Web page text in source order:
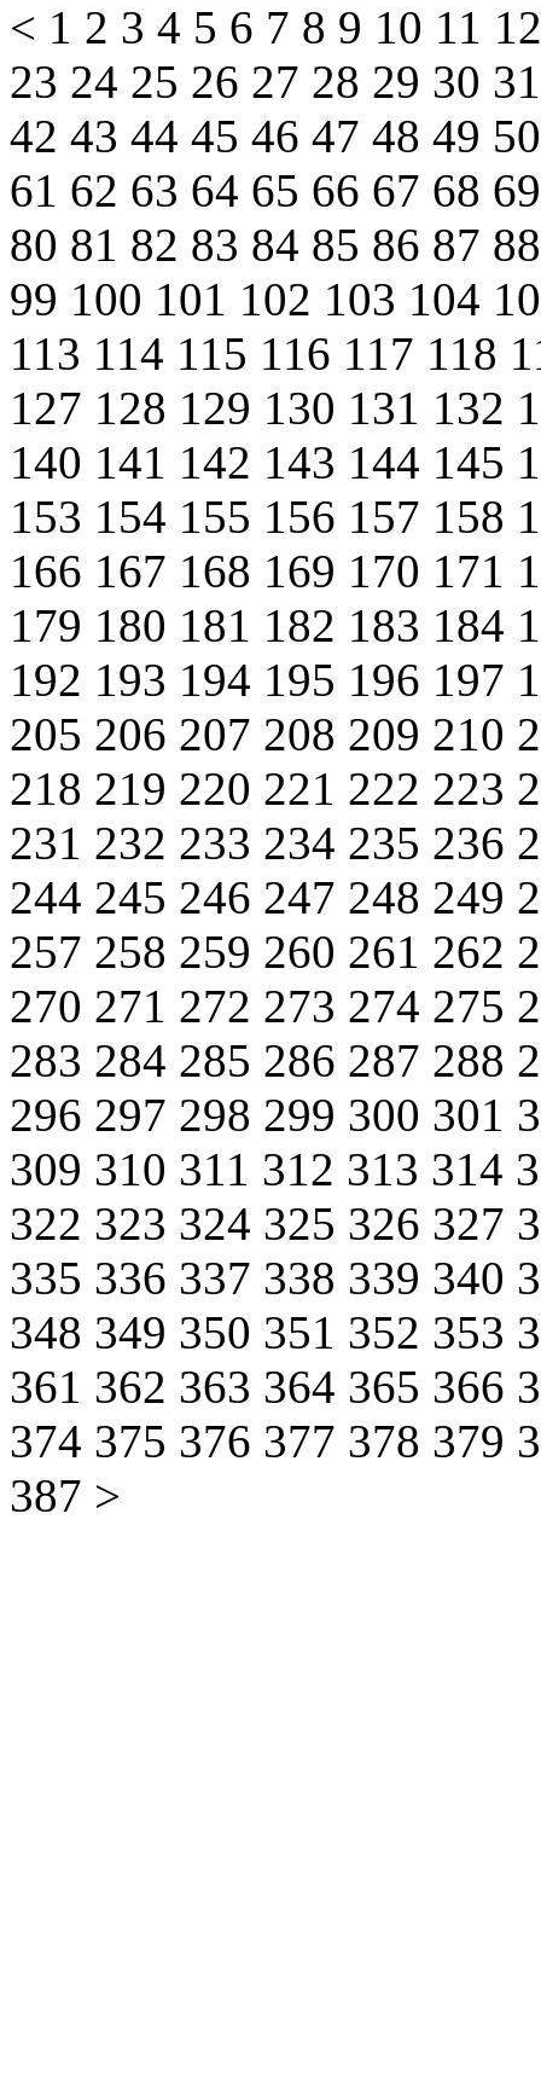
< 1 2 3 4 5 6 7 8 9 10 11
23 24 25 26 27 28 29 30
42 43 44 45 46 47 48 49
61 62 63 64 65 66 67 68
80 81 82 83 84 85 86 87
99 100 101 102 103 104
113 114 115 116 117 118
127 128 129 130 131 132
140 141 142 143 144 145
153 154 155 156 157 158
166 167 168 169 170 171
179 180 181 182 183 184
192 193 194 195 196 197
205 206 207 208 209 210
218 219 220 221 222 223
231 232 233 234 235 236
244 245 246 247 248 249
257 258 259 260 261 262
270 271 272 273 274 275
283 284 285 286 287 288
296 297 298 299 300 301
309 310 311 312 313 314
322 323 324 325 326 327
335 336 337 338 339 340
348 349 350 351 352 353
361 362 363 364 365 366
374 375 376 377 378 379
387 >